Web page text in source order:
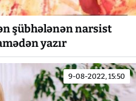
şübhələnən narsist
yazır
9-08-2022, 15:50